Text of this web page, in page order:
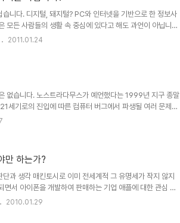
듣고 감상하..
니다. 디지털, 돼지털? PC와 인터넷을 기반으로 한 정보사
모든 사람들의 생활 속 중심에 있다고 해도 과언이 아닙니
명확한 개념을 알고 있는지는 별개라는 생각입니다. 물론, 꼭
서 『being digital』에서 디지털(Digital)과 아날로그
으로 나누어 그 기본적 차이를 ..
2011.01.24
없습니다. 노스트라다무스가 예언했다는 1999년 지구 종말
세기로의 진입에 따른 컴퓨터 버그에서 파생될 여러 문제들
했던 Y2K(2천 년)의 기억도 그랬구요. 10년의 세월도 더 지
미선인가라고 하는 일부 기독교 종파 -기독교 내에서는 이
시한부 종말론을 내세워 1992년 10월 28일에 예수의 공
만 하는가?
과 생각 매킨토시로 이미 전세계적 그 유명세가 작지 않지
면서 아이폰을 개발하여 판매하는 기업 애플에 대한 관심 또
아이팻-iPod은 아이팟인데, 왜 iPad는 아이패드일까?- 의
2010.01.29